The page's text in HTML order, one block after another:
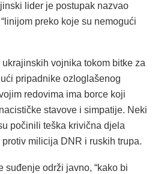
lider je postupak nazvao
preko koje su nemogući
vojnika tokom bitke za
pripadnike ozloglašenog
redovima ima borce koji
stavove i simpatije. Neki
počinili teška krivična djela
milicija DNR i ruskih trupa.
suđenje održi javno, “kako bi